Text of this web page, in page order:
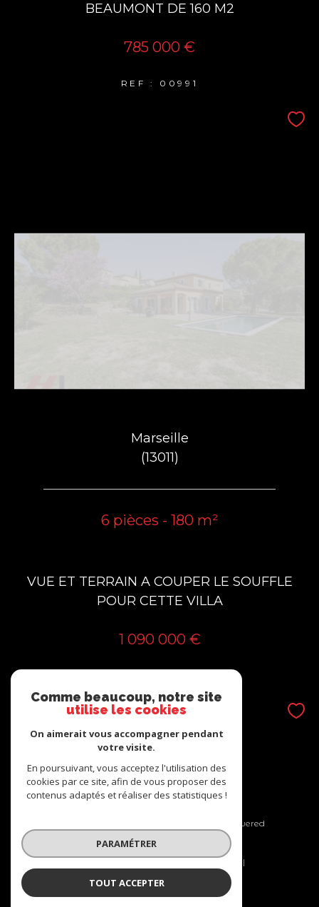
BEAUMONT DE 160 M2
785 000 €
REF : 00991
Marseille
(13011)
6 pièces - 180 m²
VUE ET TERRAIN A COUPER LE SOUFFLE
POUR CETTE VILLA
1 090 000 €
© 2026 | Tous droits réservés | Traduction powered
Nos honoraires
Comme beaucoup, notre site
utilise les cookies
On aimerait vous accompagner pendant
votre visite.
En poursuivant, vous acceptez l'utilisation des
cookies par ce site, afin de vous proposer des
contenus adaptés et réaliser des statistiques !
PARAMÉTRER
TOUT ACCEPTER